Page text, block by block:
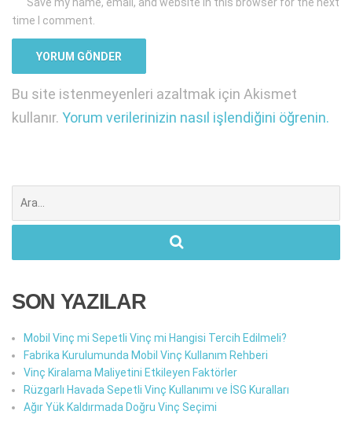
time I comment.
Bu site istenmeyenleri azaltmak için Akismet
kullanır. Yorum verilerinizin nasıl işlendiğini öğrenin.
ara:
SON YAZILAR
Mobil Vinç mi Sepetli Vinç mi Hangisi Tercih Edilmeli?
Fabrika Kurulumunda Mobil Vinç Kullanım Rehberi
Vinç Kiralama Maliyetini Etkileyen Faktörler
Rüzgarlı Havada Sepetli Vinç Kullanımı ve İSG Kuralları
Ağır Yük Kaldırmada Doğru Vinç Seçimi